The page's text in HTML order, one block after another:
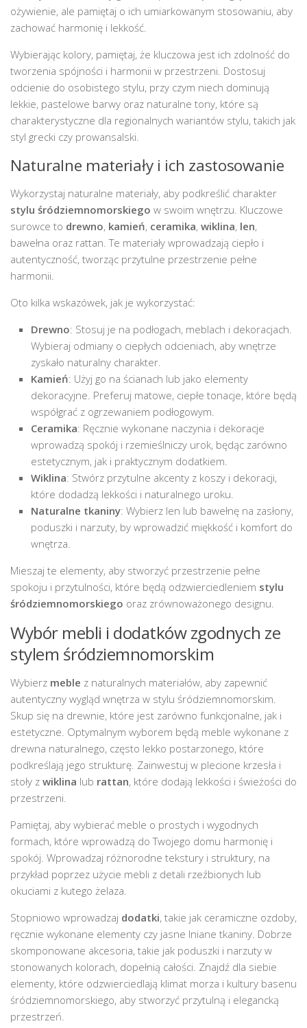
ożywienie, ale pamiętaj o ich umiarkowanym stosowaniu, aby
zachować harmonię i lekkość.
Wybierając kolory, pamiętaj, że kluczowa jest ich zdolność do
tworzenia spójności i harmonii w przestrzeni. Dostosuj
odcienie do osobistego stylu, przy czym niech dominują
lekkie, pastelowe barwy oraz naturalne tony, które są
charakterystyczne dla regionalnych wariantów stylu, takich jak
styl grecki czy prowansalski.
Naturalne materiały i ich zastosowanie
Wykorzystaj naturalne materiały, aby podkreślić charakter
stylu śródziemnomorskiego w swoim wnętrzu. Kluczowe
surowce to drewno, kamień, ceramika, wiklina, len,
bawełna oraz rattan. Te materiały wprowadzają ciepło i
autentyczność, tworząc przytulne przestrzenie pełne
harmonii.
Oto kilka wskazówek, jak je wykorzystać:
Drewno: Stosuj je na podłogach, meblach i dekoracjach.
Wybieraj odmiany o ciepłych odcieniach, aby wnętrze
zyskało naturalny charakter.
Kamień: Użyj go na ścianach lub jako elementy
dekoracyjne. Preferuj matowe, ciepłe tonacje, które będą
współgrać z ogrzewaniem podłogowym.
Ceramika: Ręcznie wykonane naczynia i dekoracje
wprowadzą spokój i rzemieślniczy urok, będąc zarówno
estetycznym, jak i praktycznym dodatkiem.
Wiklina: Stwórz przytulne akcenty z koszy i dekoracji,
które dodadzą lekkości i naturalnego uroku.
Naturalne tkaniny: Wybierz len lub bawełnę na zasłony,
poduszki i narzuty, by wprowadzić miękkość i komfort do
wnętrza.
Mieszaj te elementy, aby stworzyć przestrzenie pełne
spokoju i przytulności, które będą odzwierciedleniem stylu
śródziemnomorskiego oraz zrównoważonego designu.
Wybór mebli i dodatków zgodnych ze
stylem śródziemnomorskim
Wybierz meble z naturalnych materiałów, aby zapewnić
autentyczny wygląd wnętrza w stylu śródziemnomorskim.
Skup się na drewnie, które jest zarówno funkcjonalne, jak i
estetyczne. Optymalnym wyborem będą meble wykonane z
drewna naturalnego, często lekko postarzonego, które
podkreślają jego strukturę. Zainwestuj w plecione krzesła i
stoły z wiklina lub rattan, które dodają lekkości i świeżości do
przestrzeni.
Pamiętaj, aby wybierać meble o prostych i wygodnych
formach, które wprowadzą do Twojego domu harmonię i
spokój. Wprowadzaj różnorodne tekstury i struktury, na
przykład poprzez użycie mebli z detali rzeźbionych lub
okuciami z kutego żelaza.
Stopniowo wprowadzaj dodatki, takie jak ceramiczne ozdoby,
ręcznie wykonane elementy czy jasne lniane tkaniny. Dobrze
skomponowane akcesoria, takie jak poduszki i narzuty w
stonowanych kolorach, dopełnią całości. Znajdź dla siebie
elementy, które odzwierciedlają klimat morza i kultury basenu
śródziemnomorskiego, aby stworzyć przytulną i elegancką
przestrzeń.